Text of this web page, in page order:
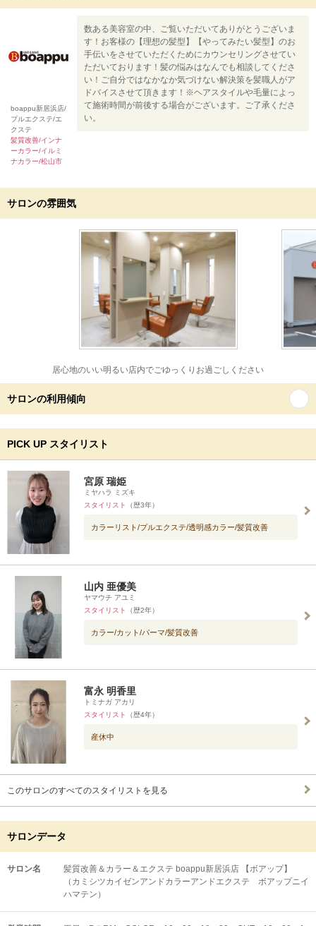
boappu新居浜店/
プルエクステ/エ
クステ
髪質改善/インナ
ーカラー/イルミ
ナカラー/松山市
数ある美容室の中、ご覧いただいてありがとうございま
す！お客様の【理想の髪型】【やってみたい髪型】のお
手伝いをさせていただくためにカウンセリングさせてい
ただいております！髪の悩みはなんでも相談してくださ
い！ご自分ではなかなか気づけない解決策を髪職人がア
ドバイスさせて頂きます！※ヘアスタイルや毛量によっ
て施術時間が前後する場合がございます。ご了承くださ
い。
サロンの雰囲気
居心地のいい明るい店内でごゆっくりお過ごしください
サロンの利用傾向
PICK UP スタイリスト
宮原 瑞姫
ミヤハラ ミズキ
スタイリスト
（歴3年）
カラーリスト/プルエクステ/透明感カラー/髪質改善
山内 亜優美
ヤマウチ アユミ
スタイリスト
（歴2年）
カラー/カット/パーマ/髪質改善
富永 明香里
トミナガ アカリ
スタイリスト
（歴4年）
産休中
このサロンのすべてのスタイリストを見る
サロンデータ
サロン名
髪質改善＆カラー＆エクステ boappu新居浜店 【ボアップ】
（カミシツカイゼンアンドカラーアンドエクステ ボアップニイ
ハマテン）